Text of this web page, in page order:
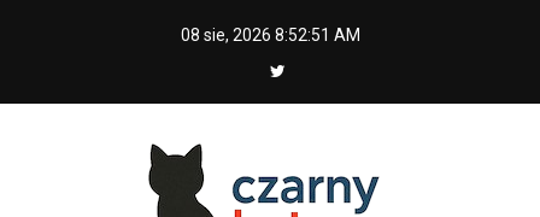
08 sie, 2026 8:52:51 AM